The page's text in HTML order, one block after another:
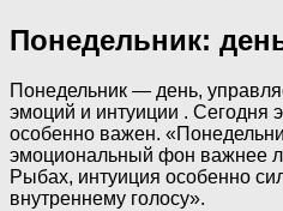
Понедельник:
Понедельник — день,
эмоций и интуиции . Сегодня
особенно важен.
эмоциональный фон важнее
Рыбах, интуиция особенно
внутреннему голосу».